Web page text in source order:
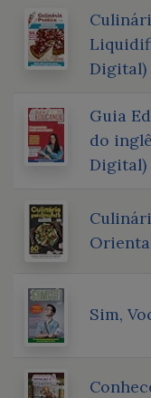
Digital)
Guia
do
Digital)
Sim,